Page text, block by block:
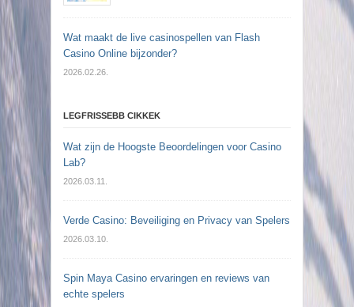
Wat maakt de live casinospellen van Flash
Casino Online bijzonder?
2026.02.26.
LEGFRISSEBB CIKKEK
Wat zijn de Hoogste Beoordelingen voor Casino
Lab?
2026.03.11.
Verde Casino: Beveiliging en Privacy van Spelers
2026.03.10.
Spin Maya Casino ervaringen en reviews van
echte spelers